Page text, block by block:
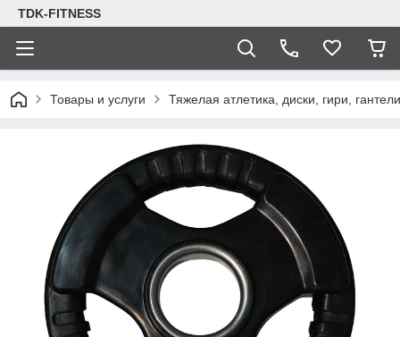
TDK-FITNESS
Товары и услуги Тяжелая атлетика, диски, гири, гантели